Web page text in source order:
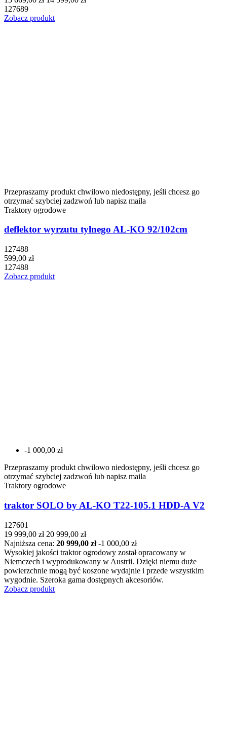
127689
Zobacz produkt
Przepraszamy produkt chwilowo niedostępny, jeśli chcesz go
otrzymać szybciej zadzwoń lub napisz maila
Traktory ogrodowe
deflektor wyrzutu tylnego AL-KO 92/102cm
127488
599,00 zł
127488
Zobacz produkt
-1 000,00 zł
Przepraszamy produkt chwilowo niedostępny, jeśli chcesz go
otrzymać szybciej zadzwoń lub napisz maila
Traktory ogrodowe
traktor SOLO by AL-KO T22-105.1 HDD-A V2
127601
19 999,00 zł 20 999,00 zł
Najniższa cena: 20 999,00 zł -1 000,00 zł
Wysokiej jakości traktor ogrodowy został opracowany w
Niemczech i wyprodukowany w Austrii. Dzięki niemu duże
powierzchnie mogą być koszone wydajnie i przede wszystkim
wygodnie. Szeroka gama dostępnych akcesoriów.
Zobacz produkt